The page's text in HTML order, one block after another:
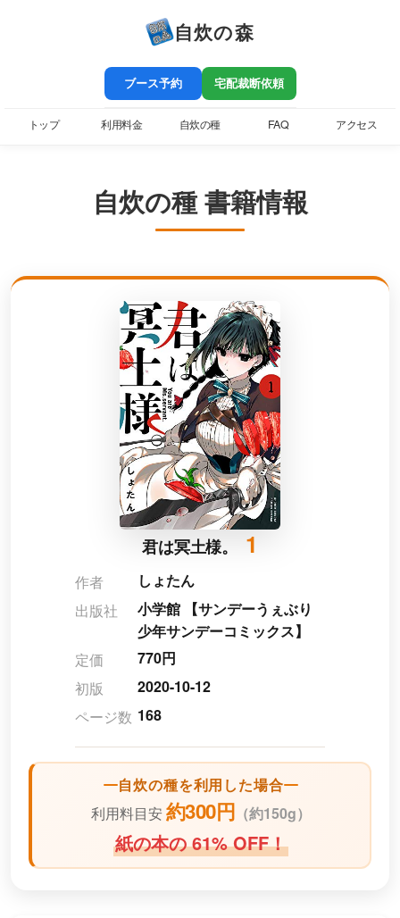
自炊の森
ブース予約 宅配裁断依頼
トップ 利用料金 自炊の種 FAQ アクセス
自炊の種 書籍情報
君は冥土様。 1
作者
しょたん
出版社
小学館 【サンデーうぇぶり
少年サンデーコミックス】
定価
770円
初版
2020-10-12
ページ数 168
自炊の種を利用した場合
利用料目安 約300円 （約150g）
紙の本の 61% OFF！